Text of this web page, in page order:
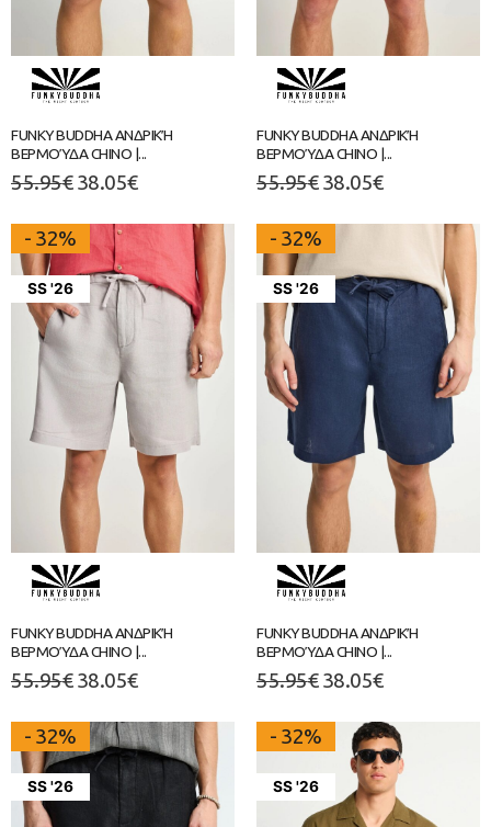
FUNKY BUDDHA ΑΝΔΡΙΚΉ
ΒΕΡΜΟΎΔΑ CHINO |...
55.95€ 38.05€
FUNKY BUDDHA ΑΝΔΡΙΚΉ
ΒΕΡΜΟΎΔΑ CHINO |...
55.95€ 38.05€
SS '26
- 32%
FUNKY BUDDHA ΑΝΔΡΙΚΉ
ΒΕΡΜΟΎΔΑ CHINO |...
55.95€ 38.05€
SS '26
- 32%
FUNKY BUDDHA ΑΝΔΡΙΚΉ
ΒΕΡΜΟΎΔΑ CHINO |...
55.95€ 38.05€
SS '26
- 32%
SS '26
- 32%